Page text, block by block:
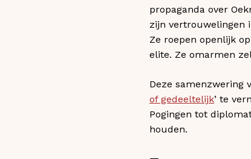
propaganda over
zijn vertrouwelingen
Ze roepen openlijk
elite. Ze omarmen
Deze samenzwering
of gedeeltelijk’ te
Pogingen tot
houden.